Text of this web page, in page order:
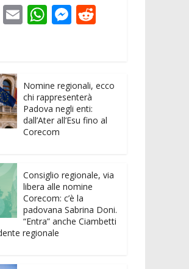
T E W
A
p
p
M
n
g
er
t
Nomine regionali, ecco
chi rappresenterà
Padova negli enti:
dall’Ater all’Esu fino al
Corecom
Consiglio regionale, via
libera alle nomine
Corecom: c’è la
padovana Sabrina Doni.
“Entra” anche Ciambetti
regionale